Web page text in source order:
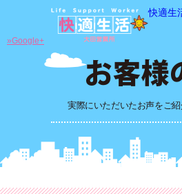
快適生
実際にいただいたお声をご紹
»Google+